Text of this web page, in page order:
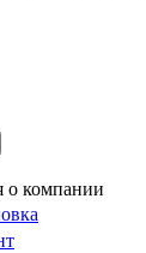
компании